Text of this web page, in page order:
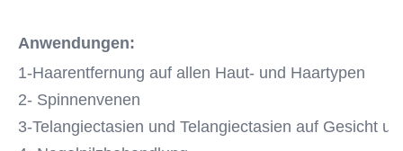
Anwendungen:
1-Haarentfernung auf allen Haut- und Haartypen
2- Spinnenvenen
3-Telangiectasien und Telangiectasien auf Gesicht